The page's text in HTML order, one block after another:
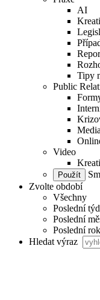
AI
Tipy
Public
Video
Zvolte období
Všechny
Poslední
Poslední
Poslední rok
Hledat výraz